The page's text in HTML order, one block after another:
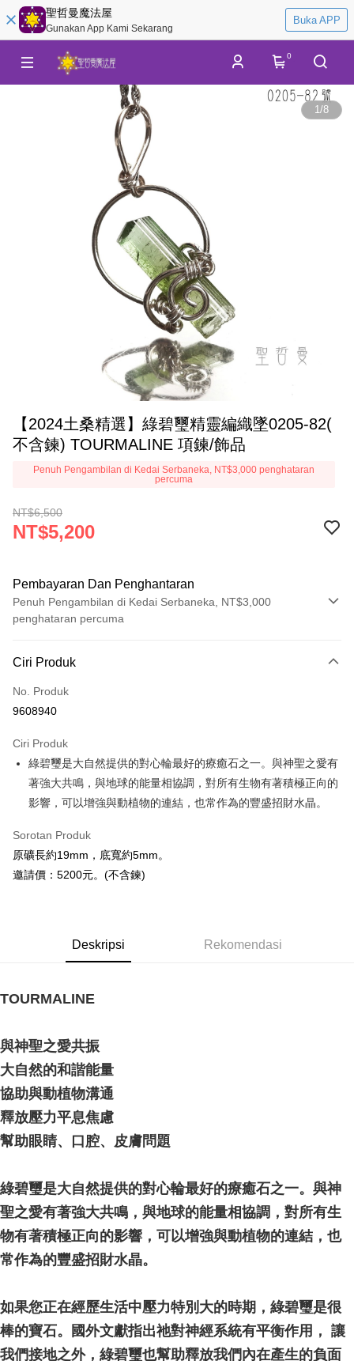
聖哲曼魔法屋
Gunakan App Kami Sekarang
Buka APP
0
1/8
【2024土桑精選】綠碧璽精靈編織墜0205-82(
不含鍊) TOURMALINE 項鍊/飾品
Penuh Pengambilan di Kedai Serbaneka, NT$3,000 penghataran
percuma
NT$6,500
NT$5,200
Pembayaran Dan Penghantaran
Penuh Pengambilan di Kedai Serbaneka, NT$3,000
penghataran percuma
Kad Kredit (Bayaran Penuh)
Pengambilan di Kedai Serbaneka
Apple Pay
JKOPAY
Pilihan Penghantaran
NT$3,000 atau lebih
NT$80/pesanan | Penghantaran percuma untuk pesanan
賣家宅配幫您送（台灣）
NT$80/pesanan | Penghantaran percuma untuk pesanan
NT$3,000 atau lebih
郵局幫你送（離島）
NT$80/pesanan | Penghantaran percuma untuk pesanan
付款後門市自取
Penghantaran percuma
Ciri Produk
No. Produk
9608940
Ciri Produk
綠碧璽是大自然提供的對心輪最好的療癒石之一。與神聖之愛有
著強大共鳴，與地球的能量相協調，對所有生物有著積極正向的
影響，可以增強與動植物的連結，也常作為的豐盛招財水晶。
Sorotan Produk
原礦長約19mm，底寬約5mm。
邀請價：5200元。(不含鍊)
Deskripsi Rekomendasi
TOURMALINE
與神聖之愛共振
大自然的和諧能量
協助與動植物溝通
釋放壓力平息焦慮
幫助眼睛、口腔、皮膚問題
綠碧璽是大自然提供的對心輪最好的療癒石之一。與神
聖之愛有著強大共鳴，與地球的能量相協調，對所有生
物有著積極正向的影響，可以增強與動植物的連結，也
常作為的豐盛招財水晶。
如果您正在經歷生活中壓力特別大的時期，綠碧璽是很
棒的寶石。國外文獻指出祂對神經系統有平衡作用， 讓
我們接地之外，綠碧璽也幫助釋放我們內在產生的負面